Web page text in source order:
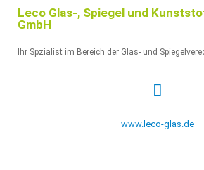
Leco Glas-, Spiegel und
GmbH
Ihr Spzialist im Bereich der Glas- und
www.leco-glas.de